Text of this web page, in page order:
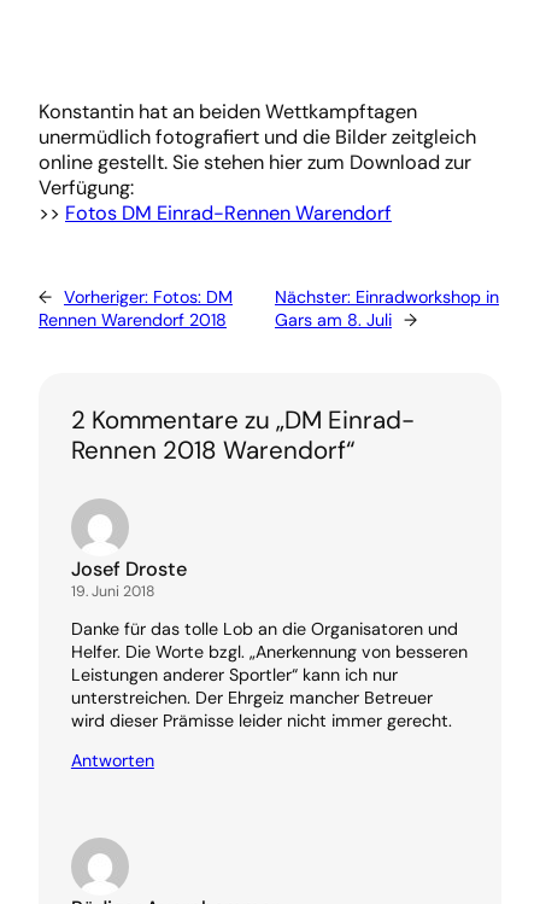
Konstantin hat an beiden Wettkampftagen
unermüdlich fotografiert und die Bilder zeitgleich
online gestellt. Sie stehen hier zum Download zur
Verfügung:
>> Fotos DM Einrad-Rennen Warendorf
← Vorheriger: Fotos: DM
Rennen Warendorf 2018
Nächster: Einradworkshop in
Gars am 8. Juli →
2 Kommentare zu „DM Einrad-
Rennen 2018 Warendorf“
Josef Droste
19. Juni 2018
Danke für das tolle Lob an die Organisatoren und
Helfer. Die Worte bzgl. „Anerkennung von besseren
Leistungen anderer Sportler“ kann ich nur
unterstreichen. Der Ehrgeiz mancher Betreuer
wird dieser Prämisse leider nicht immer gerecht.
Antworten